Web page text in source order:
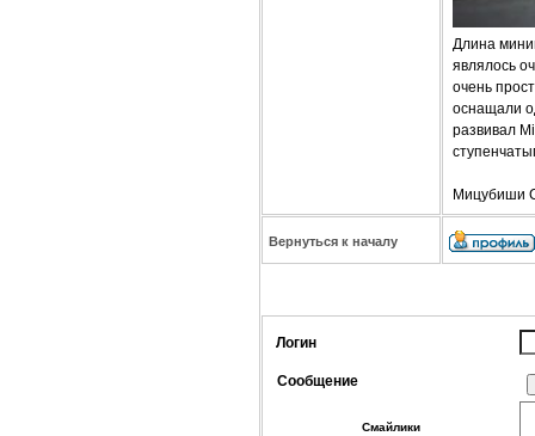
Длина
являлось
очень
оснащали
развивал
Мицубиши
Вернуться к началу
Логин
Сообщение
Смайлики